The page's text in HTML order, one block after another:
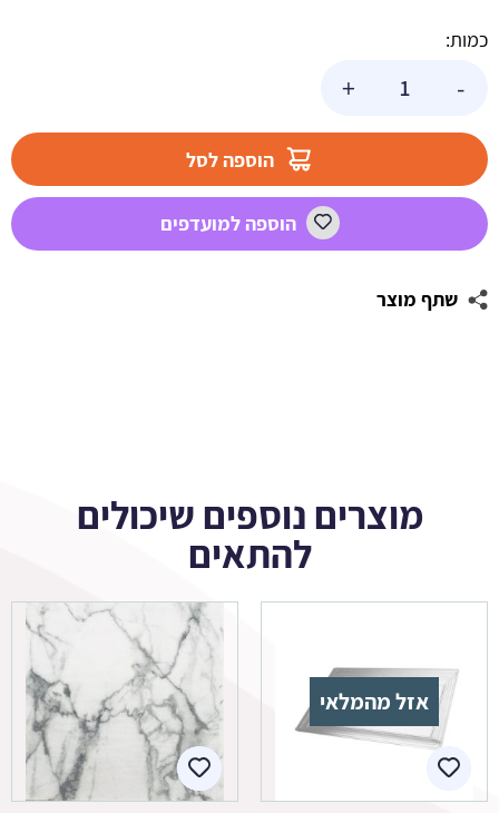
כמות:
-
שקוף
+
הוספה לסל
הוספה למועדפים
שתף מוצר
מוצרים נוספים שיכולים
להתאים
אזל מהמלאי